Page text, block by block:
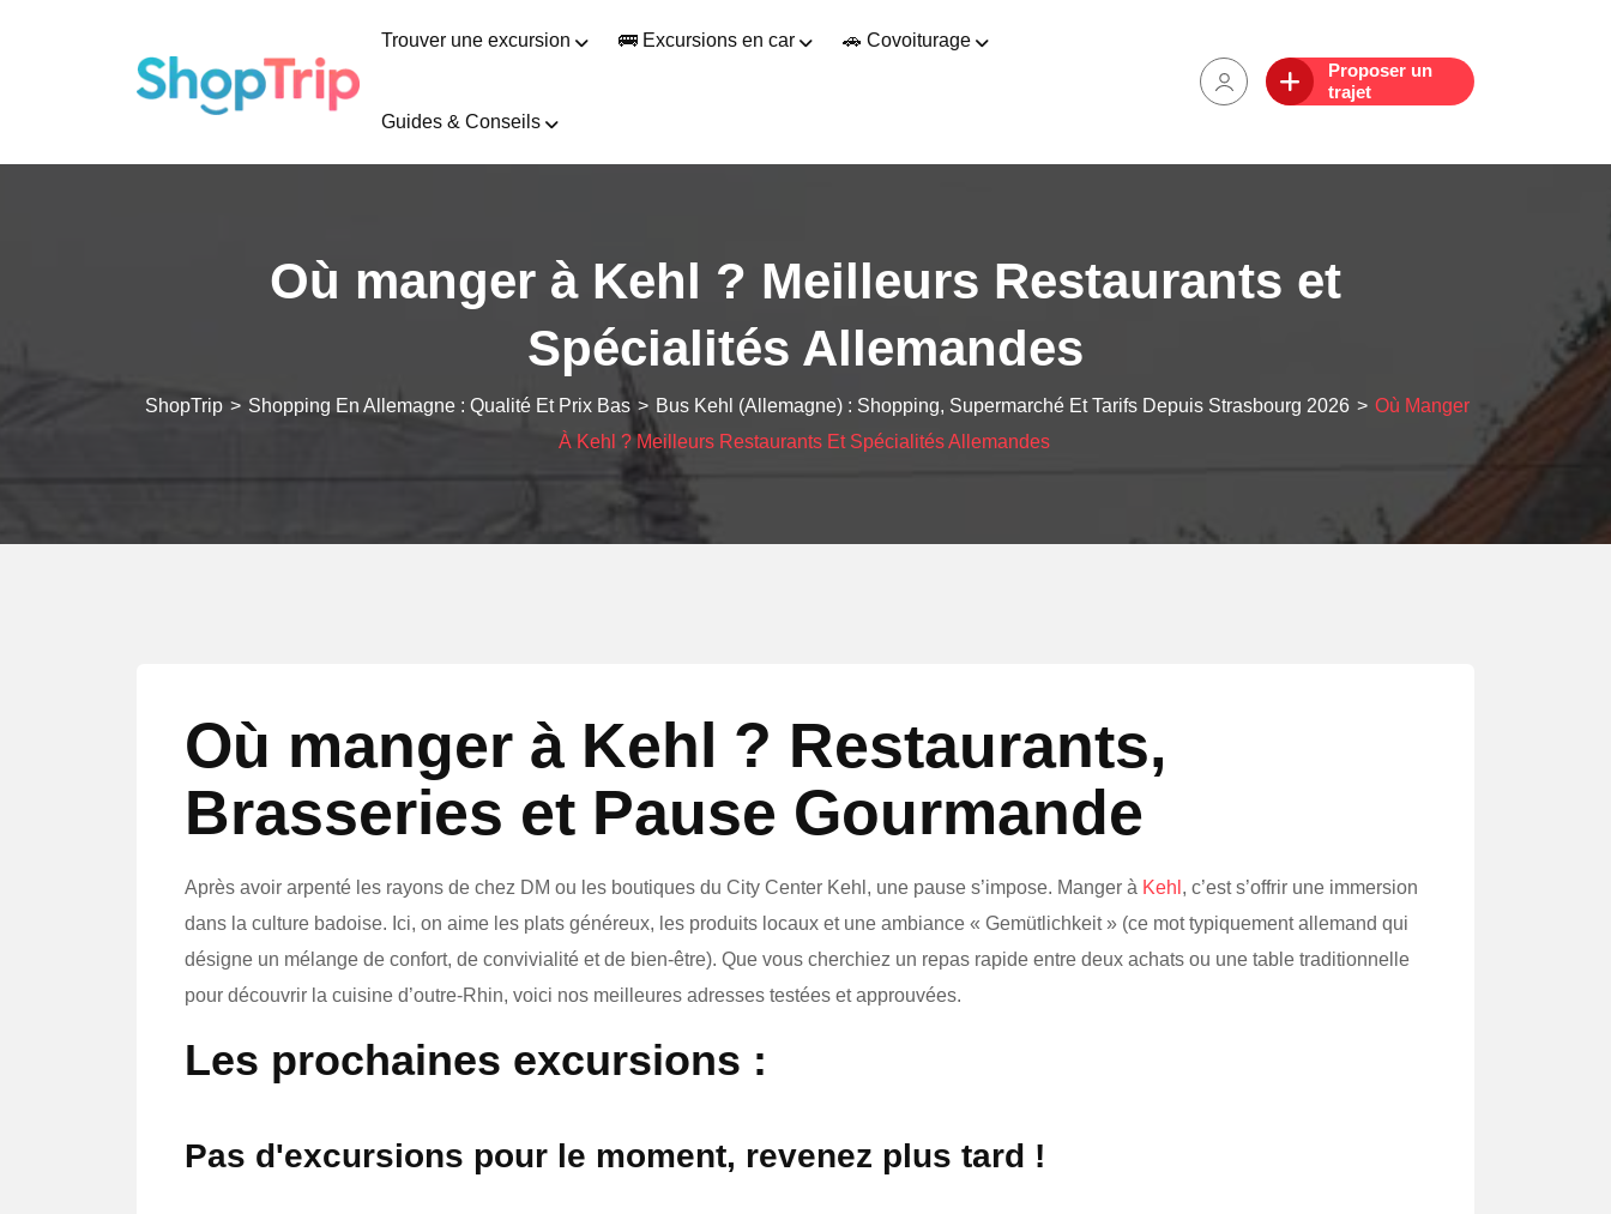
Trouver une excursion 🚌 Excursions en car 🚗 Covoiturage
Guides & Conseils
Proposer un
trajet
Où manger à Kehl ? Meilleurs Restaurants et
Spécialités Allemandes
ShopTrip > Shopping En Allemagne : Qualité Et Prix Bas > Bus Kehl (Allemagne) : Shopping, Supermarché Et Tarifs Depuis Strasbourg 2026 > Où Manger
À Kehl ? Meilleurs Restaurants Et Spécialités Allemandes
Où manger à Kehl ? Restaurants,
Brasseries et Pause Gourmande
Après avoir arpenté les rayons de chez DM ou les boutiques du City Center Kehl, une pause s’impose. Manger à Kehl , c’est s’offrir une immersion
dans la culture badoise. Ici, on aime les plats généreux, les produits locaux et une ambiance « Gemütlichkeit » (ce mot typiquement allemand qui
désigne un mélange de confort, de convivialité et de bien-être). Que vous cherchiez un repas rapide entre deux achats ou une table traditionnelle
pour découvrir la cuisine d’outre-Rhin, voici nos meilleures adresses testées et approuvées.
Les prochaines excursions :
Pas d'excursions pour le moment, revenez plus tard !